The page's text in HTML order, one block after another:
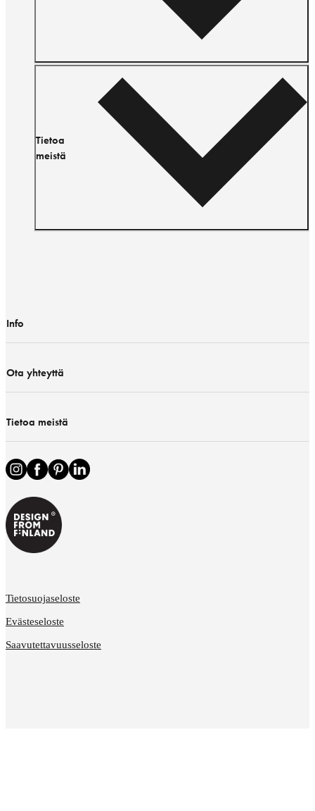
Tietoa
meistä
Info
Ota yhteyttä
Tietoa meistä
Tietosuojaseloste
Evästeseloste
Saavutettavuusseloste